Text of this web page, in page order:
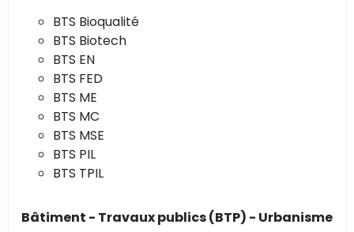
BTS Bioqualité
BTS Biotech
BTS EN
BTS FED
BTS ME
BTS MC
BTS MSE
BTS PIL
BTS TPIL
Bâtiment - Travaux publics (BTP) - Urbanisme